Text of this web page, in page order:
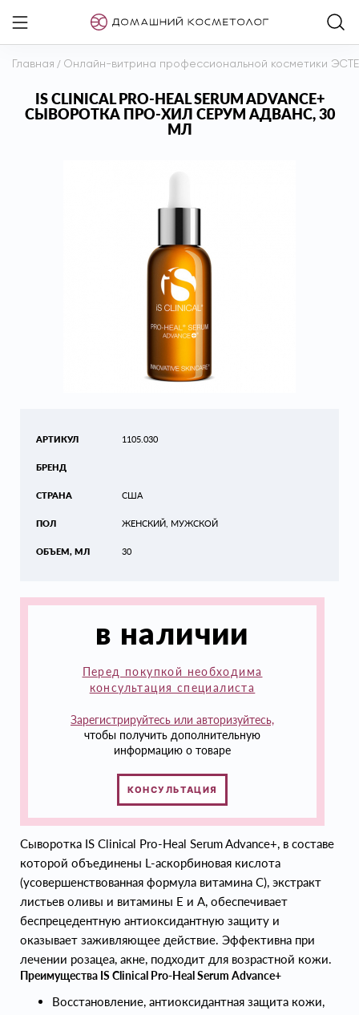
Главная / Онлайн-витрина профессиональной косметики
IS CLINICAL PRO-HEAL SERUM ADVANCE+
СЫВОРОТКА ПРО-ХИЛ СЕРУМ АДВАНС, 30
МЛ
АРТИКУЛ
БРЕНД
СТРАНА
ПОЛ
ОБЪЕМ, МЛ
1105.030
США
ЖЕНСКИЙ, МУЖСКОЙ
30
в наличии
Перед покупкой необходима
консультация специалиста
Зарегистрируйтесь или авторизуйтесь,
чтобы получить дополнительную
информацию о товаре
КОНСУЛЬТАЦИЯ
Сыворотка IS Clinical Pro-Heal Serum Advance+, в составе
которой объединены L-аскорбиновая кислота
(усовершенствованная формула витамина С), экстракт
листьев оливы и витамины Е и А, обеспечивает
беспрецедентную антиоксидантную защиту и
оказывает заживляющее действие. Эффективна при
лечении розацеа, акне, подходит для возрастной кожи.
Преимущества IS Clinical Pro-Heal Serum Advance+
Восстановление, антиоксидантная защита кожи,